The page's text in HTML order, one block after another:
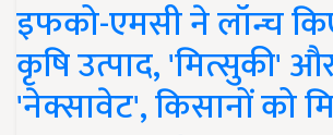
इफको-एमसी ने लॉन्च
कृषि उत्पाद, 'मित्सुकी'
'नेक्सावेट', किसानों को